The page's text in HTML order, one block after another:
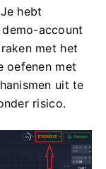
hebt
demo-account
met het
oefenen met
uit te
risico.